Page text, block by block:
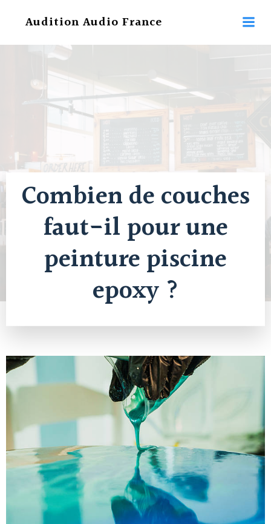
au
Audition Audio France
Combien de couches
faut-il pour une
peinture piscine
epoxy ?